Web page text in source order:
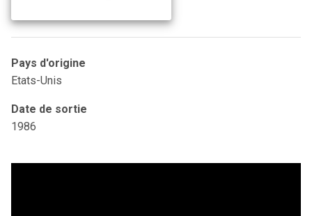
Pays d'origine
Etats-Unis
Date de sortie
1986